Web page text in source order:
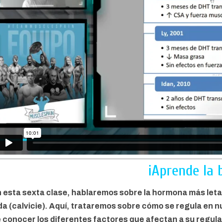
¡Aprende la
esta sexta clase, hablaremos sobre la hormona más
(calvicie). Aquí, trataremos sobre cómo se regula en
conocer los diferentes factores que afectan a su